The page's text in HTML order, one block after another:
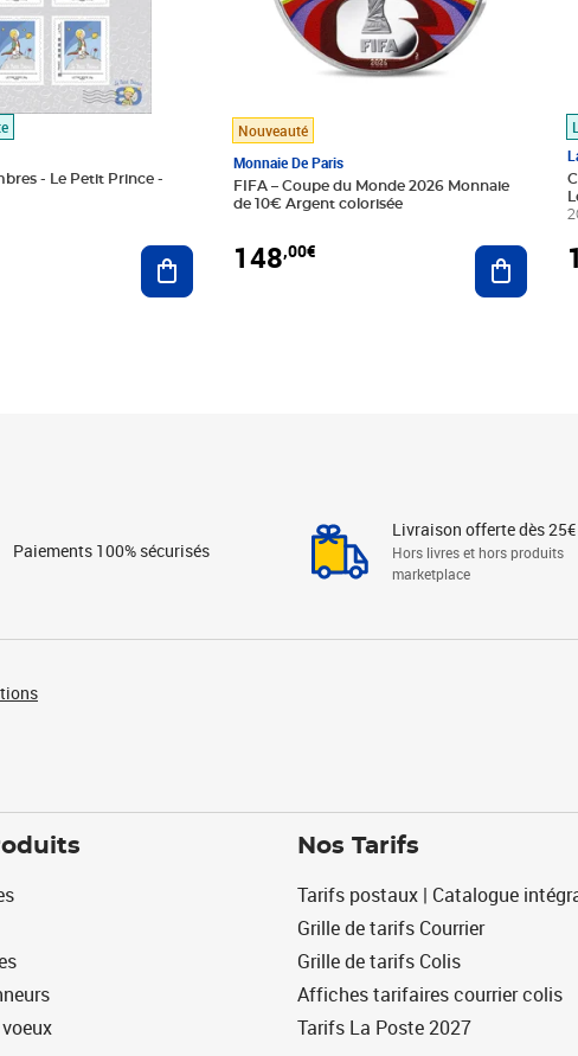
- Le Petit Prince -
Ajouter au panier
Nouveauté
Monnaie De Paris
FIFA – Coupe du Monde 2026 Monnaie
de 10€ Argent colorisée
148,00€ Ajouter
Paiements 100% sécurisés
Livraison offerte dès
Hors livres et hors produits
marketplace
Nos Tarifs
Tarifs postaux | Catalogue
Grille de tarifs Courrier
Grille de tarifs Colis
Affiches tarifaires courrier colis
Tarifs La Poste 2027